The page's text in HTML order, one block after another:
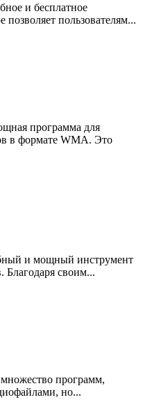
и бесплатное
позволяет пользователям...
программа для
в формате WMA. Это
и мощный инструмент
Благодаря своим...
программ,
но...